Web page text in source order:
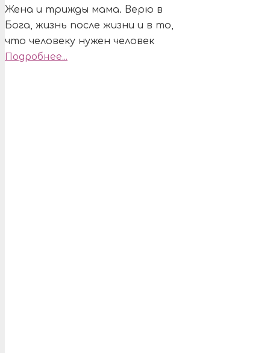
Жена и трижды мама. Верю в
Бога, жизнь после жизни и в то,
что человеку нужен человек
Подробнее...